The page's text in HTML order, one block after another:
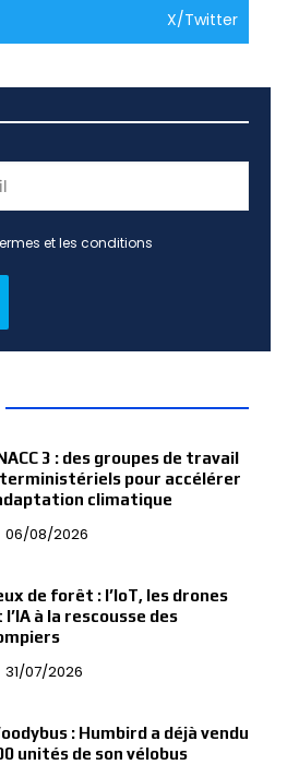
X/Twitter
et les conditions
3 : des groupes de travail
pour accélérer
climatique
06/08/2026
de forêt : l’IoT, les drones
l’IA à la rescousse des
31/07/2026
: Humbird a déjà vendu
unités de son vélobus